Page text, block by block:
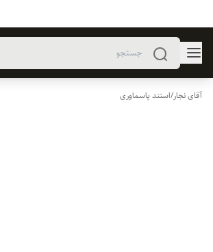
آقای نجار/استند پاسماوری